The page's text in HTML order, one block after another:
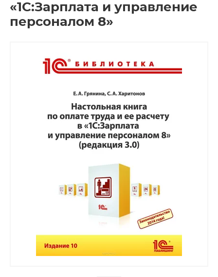
«1С:Зарплата и управление
персоналом 8»